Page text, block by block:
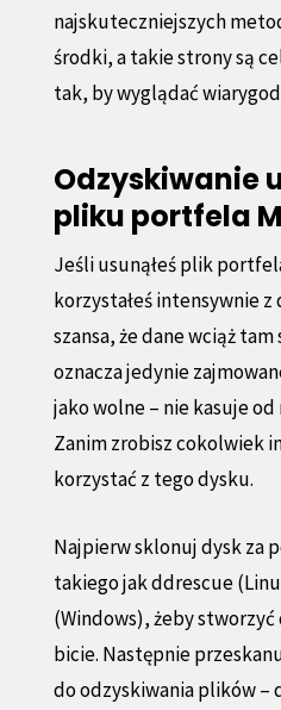
najskuteczniejszych
środki, a takie strony są
tak, by wyglądać
Odzyskiwanie
pliku portfela
Jeśli usunąłeś plik
korzystałeś intensywnie
szansa, że dane wciąż
oznacza jedynie
jako wolne – nie kasuje
Zanim zrobisz cokolwiek
korzystać z tego dysku.
Najpierw sklonuj dysk za
takiego jak ddrescue
(Windows), żeby
bicie. Następnie
do odzyskiwania plików –